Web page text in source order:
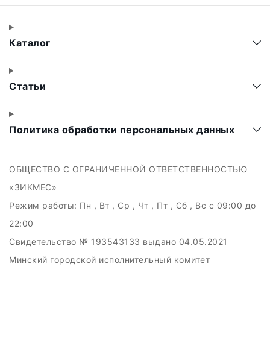
Каталог
Статьи
Политика обработки персональных данных
ОБЩЕСТВО С ОГРАНИЧЕННОЙ ОТВЕТСТВЕННОСТЬЮ
«ЗИКМЕС»
Режим работы: Пн , Вт , Ср , Чт , Пт , Сб , Вс c 09:00 до
22:00
Свидетельство № 193543133 выдано 04.05.2021
Минский городской исполнительный комитет